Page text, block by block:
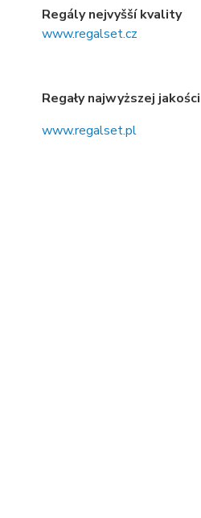
Regály nejvyšší kvality
www.regalset.cz
Regały najwyższej jakości
www.regalset.pl